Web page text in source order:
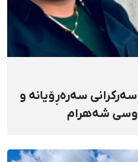
دەسبەسەرکرانی سەرەڕۆیانە و
شەهرام